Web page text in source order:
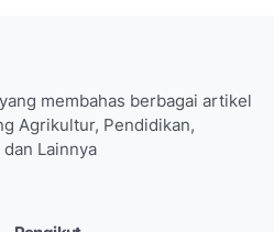
membahas berbagai artikel
Agrikultur, Pendidikan,
Lainnya